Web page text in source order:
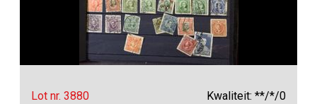
Lot nr. 3880 Kwaliteit: **/*/0